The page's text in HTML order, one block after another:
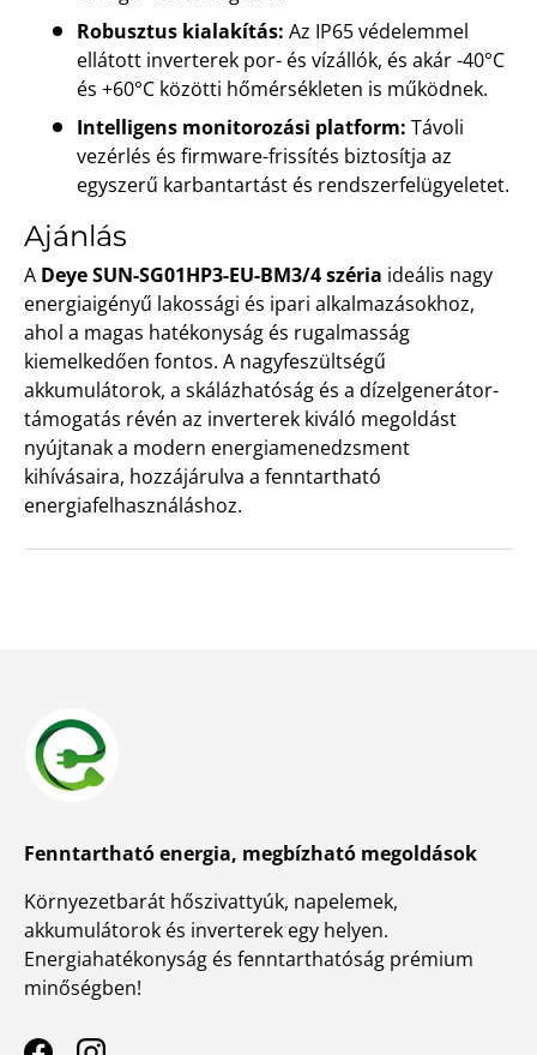
Robusztus kialakítás: Az IP65 védelemmel
ellátott inverterek por- és vízállók, és akár -40°C
és +60°C közötti hőmérsékleten is működnek.
Intelligens monitorozási platform: Távoli
vezérlés és firmware-frissítés biztosítja az
egyszerű karbantartást és rendszerfelügyeletet.
Ajánlás
A Deye SUN-SG01HP3-EU-BM3/4 széria ideális nagy
energiaigényű lakossági és ipari alkalmazásokhoz,
ahol a magas hatékonyság és rugalmasság
kiemelkedően fontos. A nagyfeszültségű
akkumulátorok, a skálázhatóság és a dízelgenerátor-
támogatás révén az inverterek kiváló megoldást
nyújtanak a modern energiamenedzsment
kihívásaira, hozzájárulva a fenntartható
energiafelhasználáshoz.
Fenntartható energia, megbízható megoldások
Környezetbarát hőszivattyúk, napelemek,
akkumulátorok és inverterek egy helyen.
Energiahatékonyság és fenntarthatóság prémium
minőségben!